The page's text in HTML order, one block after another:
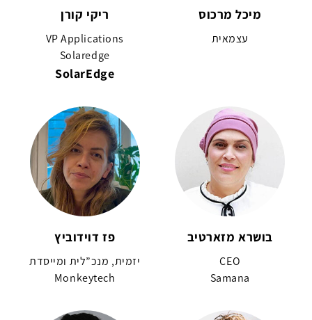
מיכל מרכוס
עצמאית
ריקי קורן
VP Applications
Solaredge
SolarEdge
בושרא מזארטיב
CEO
Samana
פז דוידוביץ
יזמית, מנכ”לית ומייסדת
Monkeytech